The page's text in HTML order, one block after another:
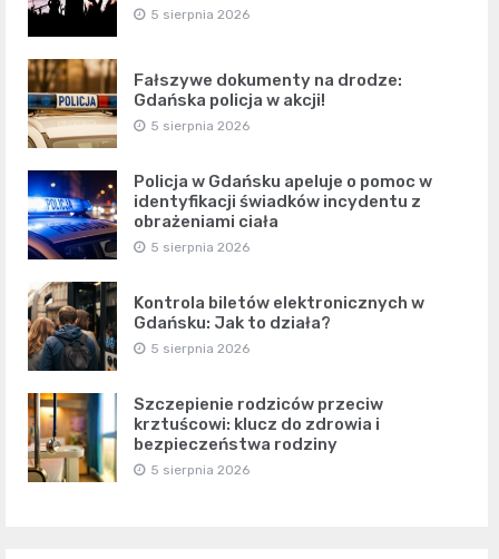
5 sierpnia 2026
Fałszywe dokumenty na drodze:
Gdańska policja w akcji!
5 sierpnia 2026
Policja w Gdańsku apeluje o pomoc w
identyfikacji świadków incydentu z
obrażeniami ciała
5 sierpnia 2026
Kontrola biletów elektronicznych w
Gdańsku: Jak to działa?
5 sierpnia 2026
Szczepienie rodziców przeciw
krztuścowi: klucz do zdrowia i
bezpieczeństwa rodziny
5 sierpnia 2026